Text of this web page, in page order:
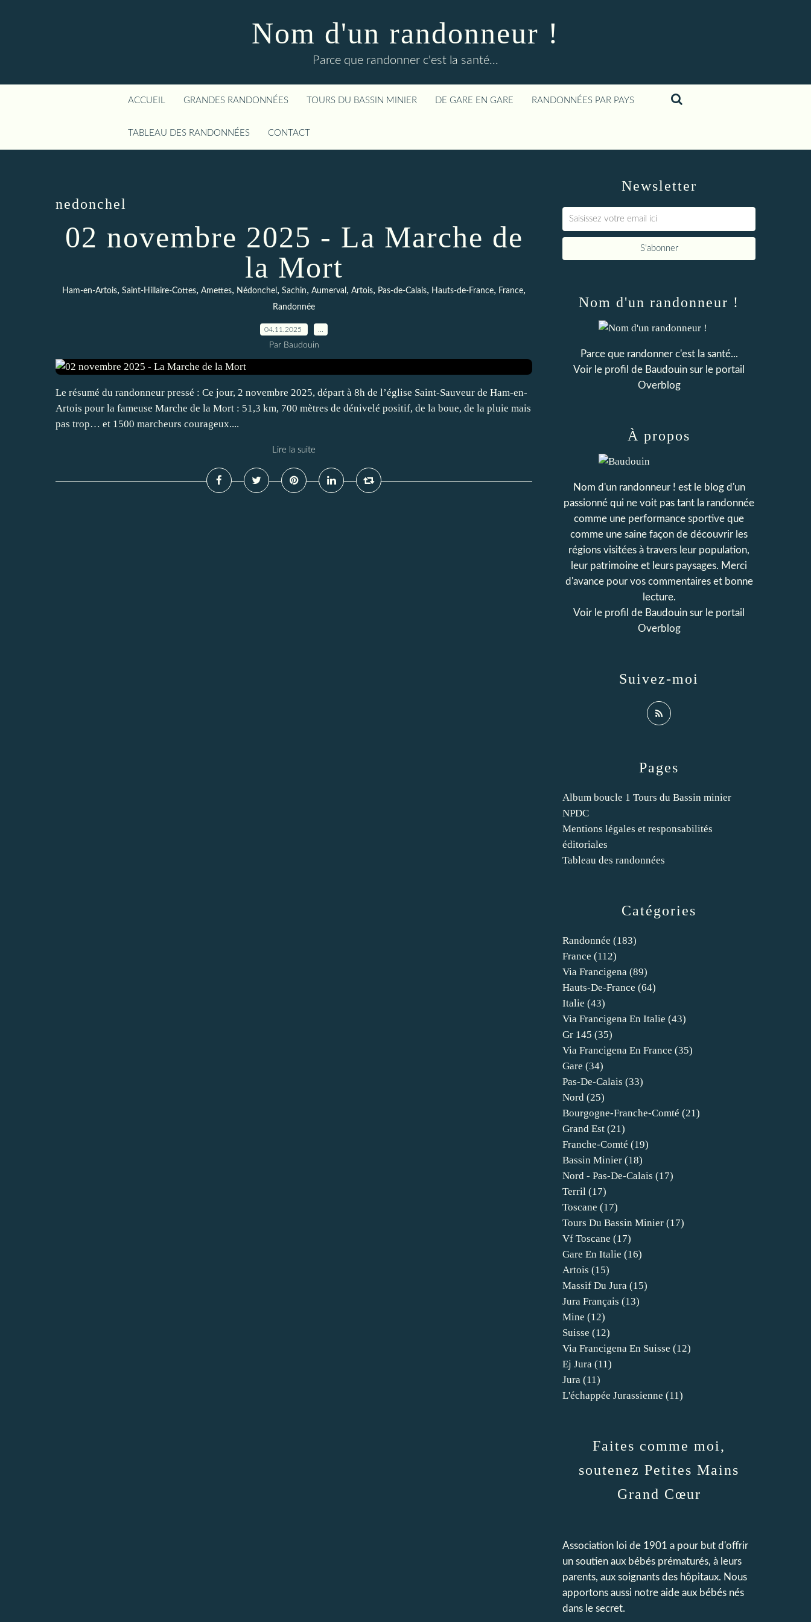
Nom d'un randonneur !
Parce que randonner c'est la santé...
ACCUEIL GRANDES RANDONNÉES TOURS DU BASSIN MINIER DE GARE EN GARE RANDONNÉES PAR PAYS
TABLEAU DES RANDONNÉES CONTACT
nedonchel
02 novembre 2025 - La Marche de
la Mort
Ham-en-Artois, Saint-Hillaire-Cottes, Amettes, Nédonchel , Sachin, Aumerval , Artois, Pas-de-Calais, Hauts-de-France, France,
Randonnée
04.11.2025
Par Baudouin
Le résumé du randonneur pressé : Ce jour, 2 novembre 2025, départ à 8h de l’église Saint-Sauveur de Ham-en-
Artois pour la fameuse Marche de la Mort : 51,3 km, 700 mètres de dénivelé positif, de la boue, de la pluie mais
pas trop… et 1500 marcheurs courageux....
Lire la suite
Newsletter
Catégories
Randonnée (183)
France (112)
Via Francigena (89)
Hauts-De-France (64)
Italie (43)
Via Francigena En Italie (43)
Gr 145 (35)
Via Francigena En France (35)
Gare (34)
Pas-De-Calais (33)
Nord (25)
Bourgogne-Franche-Comté (21)
Grand Est (21)
Franche-Comté (19)
Bassin Minier (18)
Nord - Pas-De-Calais (17)
Terril (17)
Toscane (17)
Tours Du Bassin Minier (17)
Vf Toscane (17)
Gare En Italie (16)
Artois (15)
Massif Du Jura (15)
Jura Français (13)
Mine (12)
Suisse (12)
Via Francigena En Suisse (12)
Ej Jura (11)
Jura (11)
L'échappée Jurassienne (11)
Pages
Album boucle 1 Tours du Bassin minier
NPDC
Mentions légales et responsabilités
éditoriales
Tableau des randonnées
Nom d'un randonneur !
Parce que randonner c'est la santé...
Voir le profil de Baudouin sur le portail
Overblog
Suivez-moi
À propos
Nom d'un randonneur ! est le blog d'un
passionné qui ne voit pas tant la randonnée
comme une performance sportive que
comme une saine façon de découvrir les
régions visitées à travers leur population,
leur patrimoine et leurs paysages. Merci
d'avance pour vos commentaires et bonne
lecture.
Voir le profil de Baudouin sur le portail
Overblog
Faites comme moi,
soutenez Petites Mains
Grand Cœur
Association loi de 1901 a pour but d'offrir
un soutien aux bébés prématurés, à leurs
parents, aux soignants des hôpitaux. Nous
apportons aussi notre aide aux bébés nés
dans le secret.